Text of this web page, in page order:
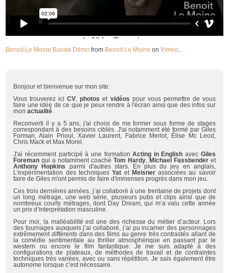
Benoit Le Moine Bande Démo from Benoit Le Moine onVimeo.
Bonjour et bienvenue sur mon site.
Vous trouverez iciCV,photos et vidéos pour vous permettre de vous
faire une idée de ce que je peux rendre à l'écran ainsi que des infos sur
monactualité.
Reconverti il y a 5 ans, j'ai choisi de me former sous forme de stages
correspondant à des besoins ciblés. J'ai notamment été formé par Giles
Forman, Alain Prioul, Xavier Laurent, Fabrice Merlot, Élise Mc Leod,
Chris Mack et Max Morel.
J'ai récemment participé à une formationActing in English avec Giles
Foreman qui a notamment coaché Tom Hardy, Michael Fassbenderet
Anthony Hopkins parmi d'autres stars.En plus du jeu en anglais,
L'expérimentation des techniquesYat et Meisnerassociées au savoir
faire de Giles m'ont permis de faire d'immenses progrès dans mon jeu.
Ces trois dernières années, j’ai collaboré à une trentaine de projets dont
un long métrage, une web série, plusieurs pubs et clips ainsi que de
nombreux courts métrages, dont Day Dream, qui m’a valu cette année
un prix d’interprétation masculine.
Pour moi, la malléabilité est une des richesse du métier d’acteur. Lors
des tournages auxquels j’ai collaboré, j’ai pu incarner des personnages
extrêmement différents dans des films au genre très contrastés allant de
la comédie sentimentale au thriller atmosphérique en passant par le
western ou encore le film fantastique. Je me suis adapté à des
configurations de plateaux, de méthodes de travail et de contraintes
techniques très variées, avec ou sans répétition. Je sais également être
autonome lorsque c’est nécessaire.